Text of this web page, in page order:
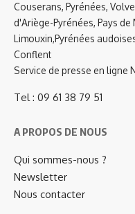
Couserans, Pyrénées,
d'Ariège-Pyrénées, Pays de
Limouxin,Pyrénées
Conflent
Service de presse en ligne
Tel : 09 61 38 79 51
A PROPOS DE NOUS
Qui sommes-nous ?
Newsletter
Nous contacter